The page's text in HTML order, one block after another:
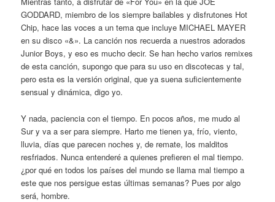
GODDARD, miembro de los siempre bailables y disfrutones Hot
Chip, hace las voces a un tema que incluye MICHAEL MAYER
en su disco «&». La canción nos recuerda a nuestros adorados
Junior Boys, y eso es mucho decir. Se han hecho varios remixes
de esta canción, supongo que para su uso en discotecas y tal,
pero esta es la versión original, que ya suena suficientemente
sensual y dinámica, digo yo.
Y nada, paciencia con el tiempo. En pocos años, me mudo al
Sur y va a ser para siempre. Harto me tienen ya, frío, viento,
lluvia, días que parecen noches y, de remate, los malditos
resfriados. Nunca entenderé a quienes prefieren el mal tiempo.
¿por qué en todos los países del mundo se llama mal tiempo a
este que nos persigue estas últimas semanas? Pues por algo
será, hombre.